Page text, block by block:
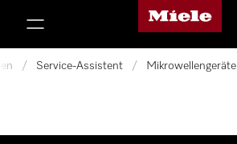
Miele-Homepage
/ Service-Assistent / Mikrowellengeräte